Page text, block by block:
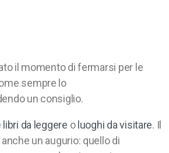
il momento di fermarsi per le
sempre lo
un consiglio.
libri da leggere oluoghi da visitare. Il
un augurio: quello di